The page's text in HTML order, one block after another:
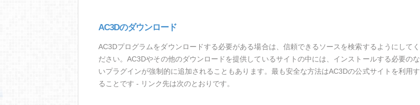
AC3Dのダウンロード
AC3Dプログラムをダウンロードする必要がある場合は、信頼できるソースを検索するようにしてく
ださい。AC3Dやその他のダウンロードを提供しているサイトの中には、インストールする必要のな
いプラグインが強制的に追加されることもあります。最も安全な方法はAC3Dの公式サイトを利用す
ることです - リンク先は次のとおりです。